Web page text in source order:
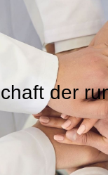
der